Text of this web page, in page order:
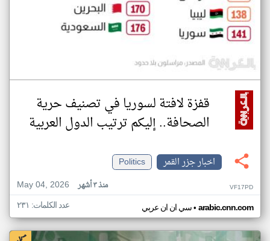
قفزة لافتة لسوريا في تصنيف حرية
الصحافة.. إليكم ترتيب الدول العربية
اخبار جزر القمر
Politics
May 04, 2026
منذ ٣ أشهر VF17PD
سي ان ان عربي• arabic.cnn.com عدد الكلمات: ٢٣١